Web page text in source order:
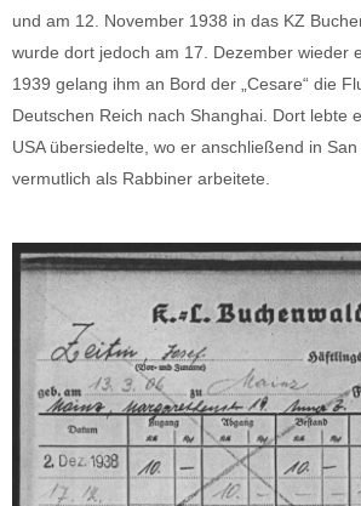
und am 12. November 1938 in das KZ
wurde dort jedoch am 17. Dezember wieder
1939 gelang ihm an Bord der „Cesare“ die
Deutschen Reich nach Shanghai. Dort lebte
USA übersiedelte, wo er anschließend in
vermutlich als Rabbiner arbeitete.